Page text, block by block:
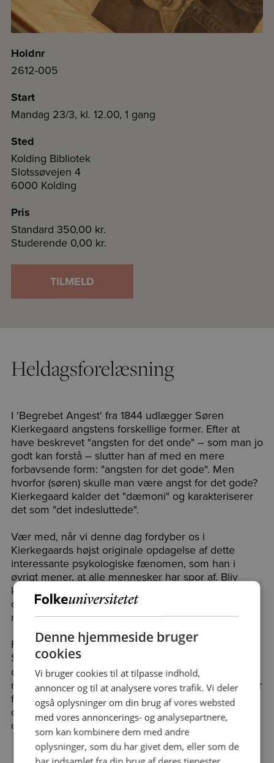
Holdnr
2612-005
Start
Mandag 23/3, kl. 12.00, 1 gang
Sted
Kolding Bibliotek
Slotssøvejen 4
6000 Kolding
Pris
Standard 350,00 kr.
Studerende 0,00 kr.
TILMELD
Heldagsforelæsning
I 'Begrebet Angest' fra 1844 udlægger Søren
Kierkegaard angstens forskellige former. Efter at
have beskrevet "angsten for det onde" – som man jo
godt kan forstå – slutter han af med en mere
forbavsende form: "angsten for det gode". Men
hvorfor (søren) skulle man være angst for det gode?
Kierkegaard kalder det "dæmoni" og karakteriserer
det som "det indesluttede".
Vær med, når vi denne dag fordyber os i
Kierkegaards højst originale opdagelse af dette
interessante psykologiske fænomen, som han i
øvrigt mener, at alle mennesker har spor af. Bliv
klogere på, hvorfor vi mennesker undertiden lukker
os selv ude fra det gode og inde med vores egne
nagende tanker og følelser.
For at gøre fænomenet anskueligt inddrager vi
Shakespeares mageløse skuespil
optræder nemlig en af Shakespeares mest
nederdrægtige figurer, Iago, der med sine intriger får
fanget stykkets øvrige figurer i hans fatale net – for
os et studie i, hvordan dæmonien kan udbrede sig
og komme til at herske.
Denne hjemmeside bruger
cookies
Vi bruger cookies til at tilpasse indhold,
annoncer og til at analysere vores trafik. Vi deler
også oplysninger om din brug af vores websted
med vores annoncerings- og analysepartnere,
som kan kombinere dem med andre
oplysninger, som du har givet dem, eller som de